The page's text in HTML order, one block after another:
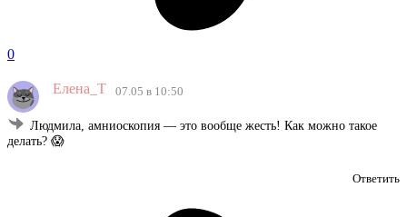
0
Елена_Т 07.05 в 10:50
Людмила, амниоскопия — это вообще жесть! Как можно такое
делать? 😱
Ответить